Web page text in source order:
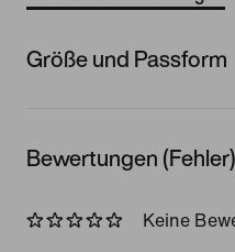
Größe und Passform
Bewertungen (Fehler)
Keine